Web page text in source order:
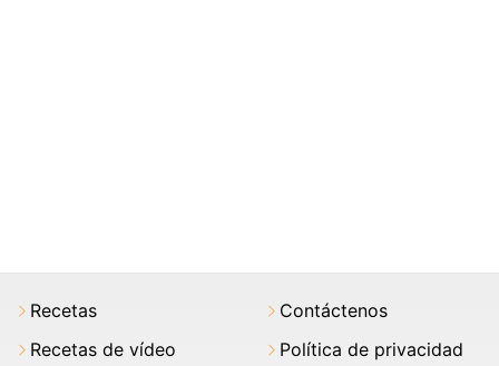
Recetas
Recetas de vídeo
Contáctenos
Política de privacidad